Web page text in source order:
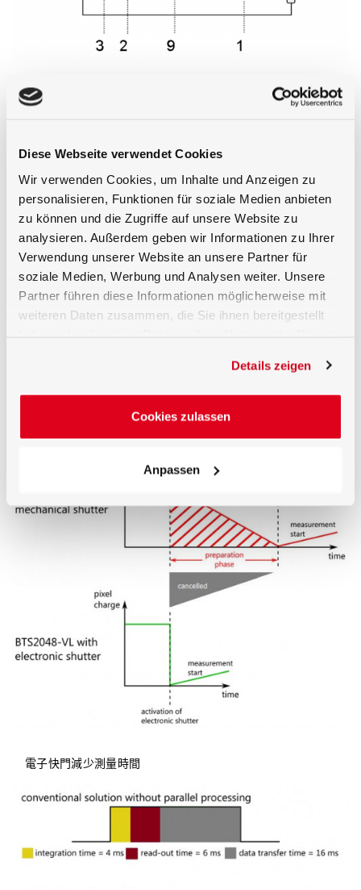
Diese Webseite verwendet Cookies
Wir verwenden Cookies, um Inhalte und Anzeigen zu
personalisieren, Funktionen für soziale Medien anbieten
zu können und die Zugriffe auf unsere Website zu
analysieren. Außerdem geben wir Informationen zu Ihrer
Verwendung unserer Website an unsere Partner für
soziale Medien, Werbung und Analysen weiter. Unsere
Partner führen diese Informationen möglicherweise mit
weiteren Daten zusammen, die Sie ihnen bereitgestellt
Details zeigen
Cookies zulassen
Anpassen
1) BTS2048-VL 2) 帶矽光電二極管的 BiTec 傳感器、CCD 陣
列光譜儀 3) 帶 OD1、OD2 和快門的濾光輪 4) 精密餘弦擴散
發器輸入/輸出 11) 微處理器光電二極體 12) 直流電壓源
直接安裝測量設備和附件
電子快門減少測量時間